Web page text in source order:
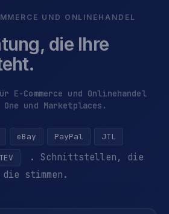
UND ONLINEHANDEL
die Ihre
E-Commerce und Onlinehandel
und Marketplaces.
eBay PayPal JTL
. Schnittstellen, die
stimmen.